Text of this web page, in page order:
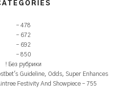
– 478
– 672
– 692
– 850
! Без рубрики
Guideline, Odds, Super Enhances
Festivity And Showpiece – 755